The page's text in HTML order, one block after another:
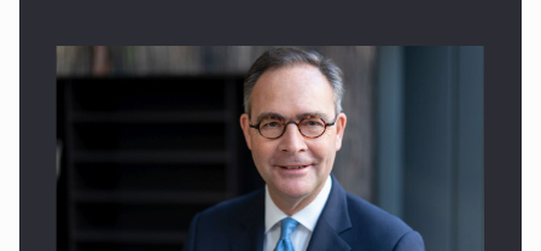
SAPTE PERSONALITATI DIN MEDIUL DE AFACERI, ACADEMIC